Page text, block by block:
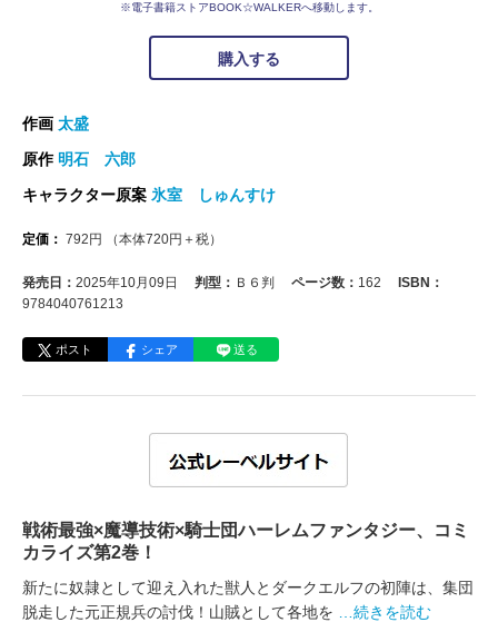
※電子書籍ストアBOOK☆WALKERへ移動します。
購入する
作画 太盛
原作 明石 六郎
キャラクター原案 氷室 しゅんすけ
定価： 792 円 （本体720円＋税）
発売日： 2025年10月09日 判型： Ｂ６判 ページ数： 162
ISBN：
9784040761213
ポスト シェア 送る
戦術最強×魔導技術×騎士団ハーレムファンタジー、コミ
カライズ第2巻！
新たに奴隷として迎え入れた獣人とダークエルフの初陣は、集団
脱走した元正規兵の討伐！山賊として各地を
…続きを読む